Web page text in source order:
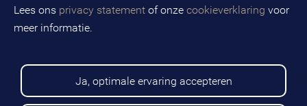
Lees ons privacy statement of onze cookieverklaring voor
meer informatie.
Ja, optimale ervaring accepteren
BMC is een geregistreerd handelsmerk van BMC groep B.V.
Copyright © 2026 BMC
Disclaimer Sitemap